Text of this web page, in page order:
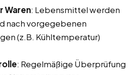
Waren: Lebensmittel werden
nach vorgegebenen
(z.B. Kühltemperatur)
: Regelmäßige Überprüfung